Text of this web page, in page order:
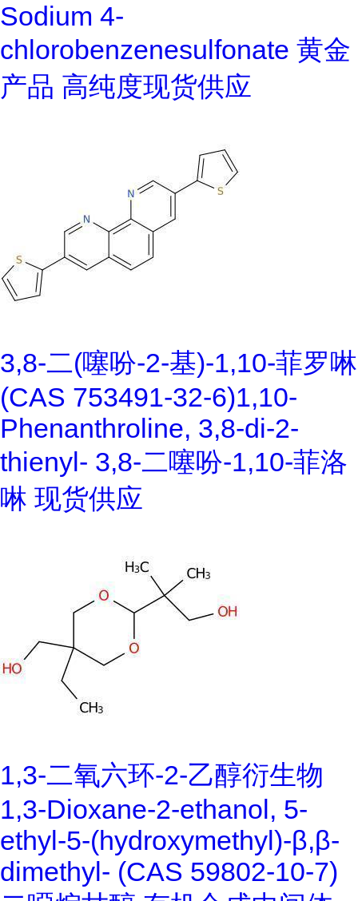
Sodium 4-
chlorobenzenesulfonate 黄金
产品 高纯度现货供应
3,8-二(噻吩-2-基)-1,10-菲罗啉
(CAS 753491-32-6)1,10-
Phenanthroline, 3,8-di-2-
thienyl- 3,8-二噻吩-1,10-菲洛
啉 现货供应
1,3-二氧六环-2-乙醇衍生物
1,3-Dioxane-2-ethanol, 5-
ethyl-5-(hydroxymethyl)-β,β-
dimethyl- (CAS 59802-10-7)